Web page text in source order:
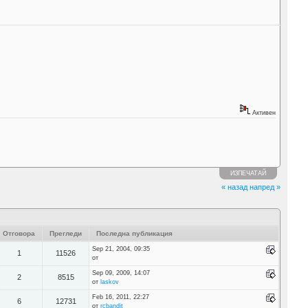
Активен
ИЗПЕЧАТАЙ
« назад напред »
Отговора Прегледи Последна публикация
1 11526
Sep 21, 2004, 09:35
от
2 8515
Sep 09, 2009, 14:07
от laskov
6 12731
Feb 16, 2011, 22:27
от rcbandit